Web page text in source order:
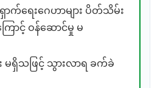
ာက်ရေးဂေဟာများ ပိတ်သိမ်း
ြောင့် ဝန်ဆောင်မှု မ
မရှိသဖြင့် သွားလာရ ခက်ခဲ